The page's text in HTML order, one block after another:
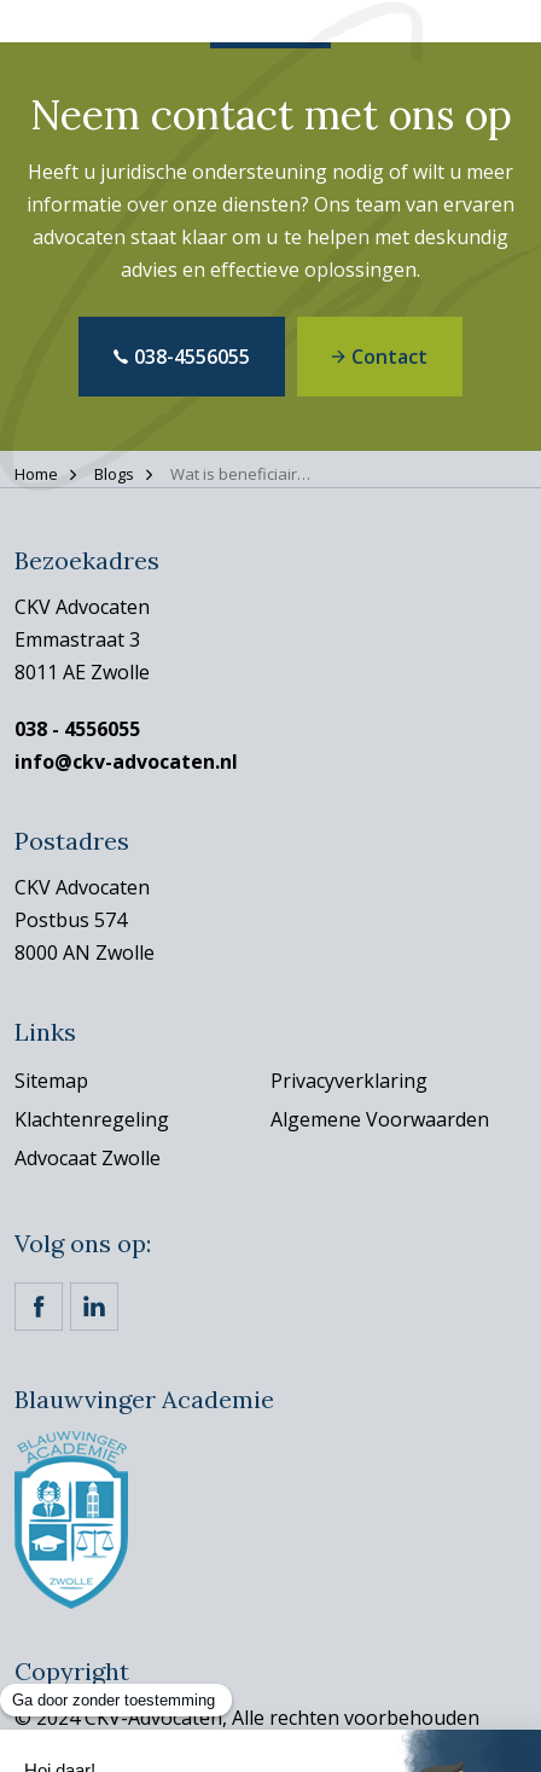
Neem contact met ons op
Heeft u juridische ondersteuning nodig of wilt u meer
informatie over onze diensten? Ons team van ervaren
advocaten staat klaar om u te helpen met deskundig
advies en effectieve oplossingen.
038-4556055 Contact
Home Blogs Wat is beneficiaire aanvaarding van een erfenis?
Bezoekadres
CKV Advocaten
Emmastraat 3
8011 AE Zwolle
038 - 4556055
info@ckv-advocaten.nl
Postadres
CKV Advocaten
Postbus 574
8000 AN Zwolle
Links
Sitemap
Privacyverklaring
Klachtenregeling
Algemene Voorwaarden
Advocaat Zwolle
Volg ons op:
Blauwvinger Academie
Copyright
© 2024 CKV-Advocaten, Alle rechten voorbehouden